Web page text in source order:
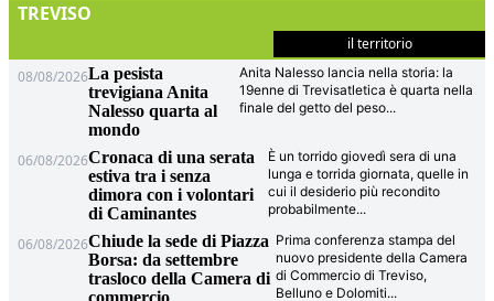
TREVISO
il territorio
08/08/2026La pesista
trevigiana Anita
Nalesso quarta al
mondo
Anita Nalesso lancia nella storia: la
19enne di Trevisatletica è quarta nella
finale del getto del peso...
06/08/2026Cronaca di una serata
estiva tra i senza
dimora con i volontari
di Caminantes
È un torrido giovedì sera di una
lunga e torrida giornata, quelle in
cui il desiderio più recondito
probabilmente...
06/08/2026Chiude la sede di Piazza
Borsa: da settembre
trasloco della Camera di
Prima conferenza stampa del
nuovo presidente della Camera
di Commercio di Treviso,
Belluno e Dolomiti...